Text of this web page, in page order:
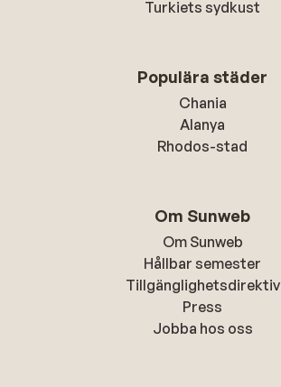
Turkiets sydkust
Populära städer
Chania
Alanya
Rhodos-stad
Om Sunweb
Om Sunweb
Hållbar semester
Tillgänglighetsdirektiv
Press
Jobba hos oss